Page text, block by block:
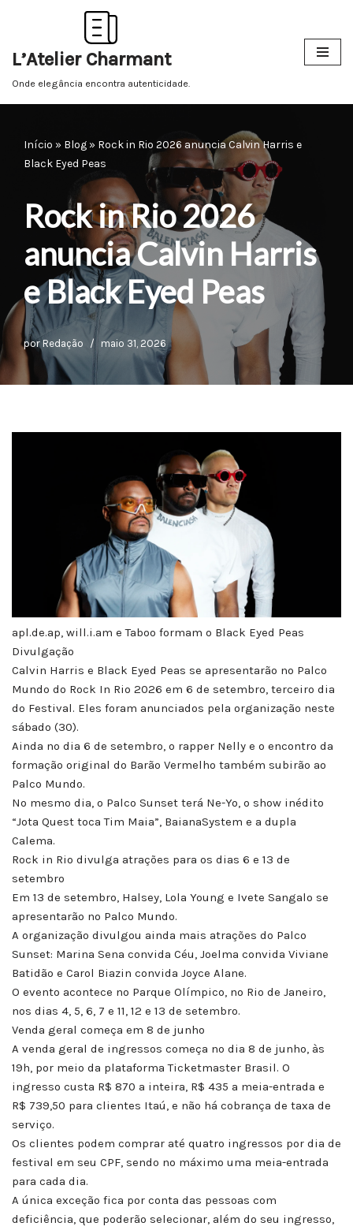
para
o
L’Atelier Charmant
Onde elegância encontra autenticidade.
Início » Blog » Rock in Rio 2026 anuncia Calvin Harris e
Black Eyed Peas
Rock in Rio 2026
anuncia Calvin Harris
e Black Eyed Peas
por Redação maio 31, 2026
apl.de.ap, will.i.am e Taboo formam o Black Eyed Peas
Divulgação
Calvin Harris e Black Eyed Peas se apresentarão no Palco
Mundo do Rock In Rio 2026 em 6 de setembro, terceiro dia
do Festival. Eles foram anunciados pela organização neste
sábado (30).
Ainda no dia 6 de setembro, o rapper Nelly e o encontro da
formação original do Barão Vermelho também subirão ao
Palco Mundo.
No mesmo dia, o Palco Sunset terá Ne-Yo, o show inédito
“Jota Quest toca Tim Maia”, BaianaSystem e a dupla
Calema.
Rock in Rio divulga atrações para os dias 6 e 13 de
setembro
Em 13 de setembro, Halsey, Lola Young e Ivete Sangalo se
apresentarão no Palco Mundo.
A organização divulgou ainda mais atrações do Palco
Sunset: Marina Sena convida Céu, Joelma convida Viviane
Batidão e Carol Biazin convida Joyce Alane.
O evento acontece no Parque Olímpico, no Rio de Janeiro,
nos dias 4, 5, 6, 7 e 11, 12 e 13 de setembro.
Venda geral começa em 8 de junho
A venda geral de ingressos começa no dia 8 de junho, às
19h, por meio da plataforma Ticketmaster Brasil. O
ingresso custa R$ 870 a inteira, R$ 435 a meia-entrada e
R$ 739,50 para clientes Itaú, e não há cobrança de taxa de
serviço.
Os clientes podem comprar até quatro ingressos por dia de
festival em seu CPF, sendo no máximo uma meia-entrada
para cada dia.
A única exceção fica por conta das pessoas com
deficiência, que poderão selecionar, além do seu ingresso,